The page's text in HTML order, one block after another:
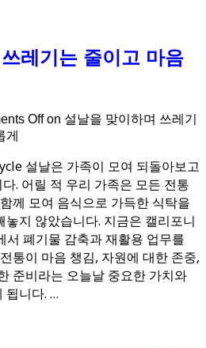
레기는 줄이고 마음
Offon 설날을 맞이하며 쓰레기
게
설날은 가족이 모여 되돌아보고
. 어릴 적 우리 가족은 모든 전통
께 모여 음식으로 가득한 식탁을
지 않았습니다. 지금은 캘리포니
서 폐기물 감축과 재활용 업무를
통이 마음 챙김, 자원에 대한 존중,
준비라는 오늘날 중요한 가치와
됩니다. …